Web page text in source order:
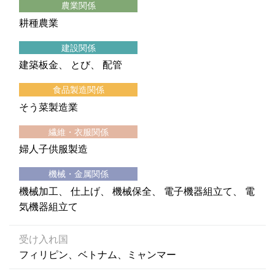
農業関係
耕種農業
建設関係
建築板金 とび 配管
食品製造関係
そう菜製造業
繊維・衣服関係
婦人子供服製造
機械・金属関係
機械加工 仕上げ 機械保全 電子機器組立て
電
気機器組立て
受け入れ国
フィリピン、ベトナム、ミャンマー